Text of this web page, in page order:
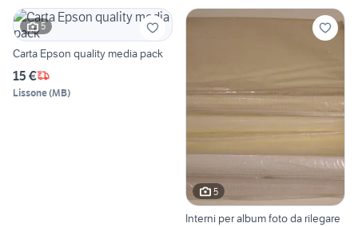
5
Carta Epson quality media pack
15 €
Lissone(MB)
5
Interni per album foto da rilegare